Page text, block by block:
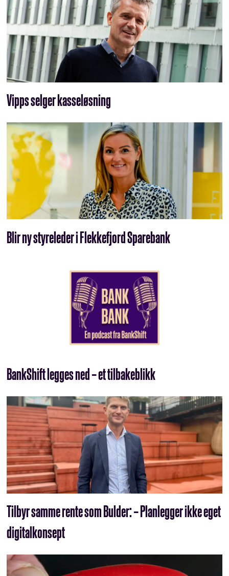
Vipps selger kasseløsning
Blir ny styreleder i Flekkefjord Sparebank
BankShift legges ned – et tilbakeblikk
Tilbyr samme rente som Bulder: – Planlegger ikke eget
digitalkonsept